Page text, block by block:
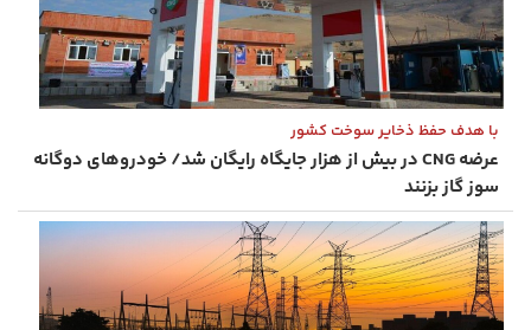
با هدف حفظ ذخایر سوخت کشور
عرضه CNG در بیش از هزار جایگاه رایگان شد/ خودروهای دوگانه
‌سوز گاز بزنند